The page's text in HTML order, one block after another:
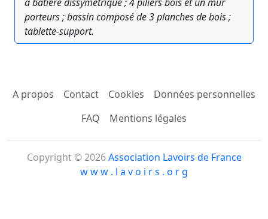
porteurs ; bassin composé de 3 planches de bois ;
tablette-support.
A propos Contact Cookies
Données personnelles
FAQ
Mentions légales
Copyright © 2026Association Lavoirs de France
w w w . l a v o i r s . o r g